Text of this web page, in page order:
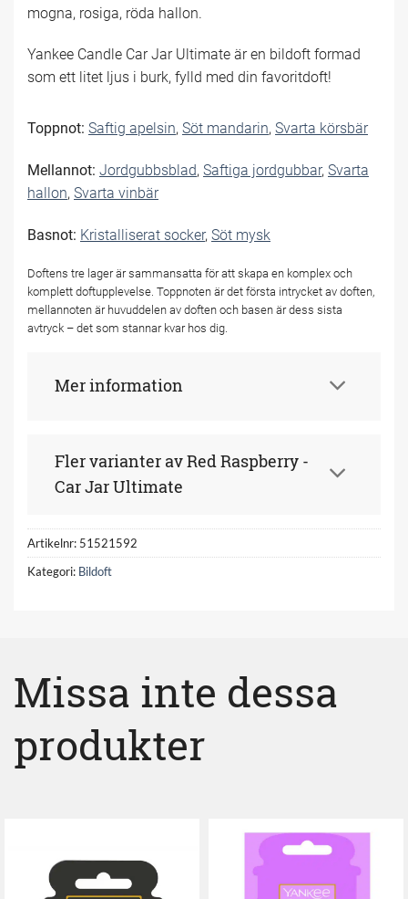
mogna, rosiga, röda hallon.
Yankee Candle Car Jar Ultimate är en bildoft formad
som ett litet ljus i burk, fylld med din favoritdoft!
Toppnot: Saftig apelsin, Söt mandarin, Svarta körsbär
Mellannot: Jordgubbsblad, Saftiga jordgubbar, Svarta
hallon, Svarta vinbär
Basnot: Kristalliserat socker, Söt mysk
Doftens tre lager är sammansatta för att skapa en komplex och
komplett doftupplevelse. Toppnoten är det första intrycket av doften,
mellannoten är huvuddelen av doften och basen är dess sista
avtryck – det som stannar kvar hos dig.
Mer information
Fler varianter av Red Raspberry -
Car Jar Ultimate
Artikelnr: 51521592
Kategori: Bildoft
Missa inte dessa
produkter